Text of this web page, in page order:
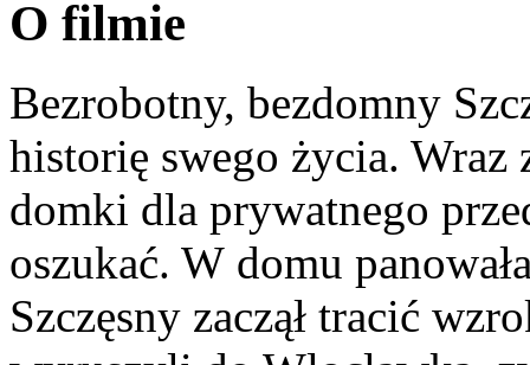
O filmie
Bezrobotny, bezdomny
historię swego życia. Wraz
domki dla prywatnego
oszukać. W domu
Szczęsny zaczął tracić